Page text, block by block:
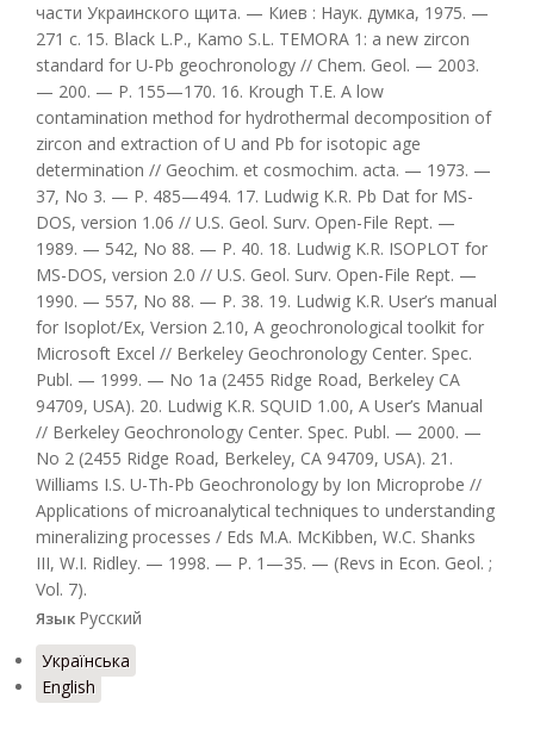
части Украинского щита. — Киев : Наук. думка, 1975. —
271 с. 15. Black L.P., Kamo S.L. TEMORA 1: a new zircon
standard for U-Pb geochronology // Chem. Geol. — 2003.
— 200. — Р. 155—170. 16. Krough T.E. A low
contamination method for hydrothermal decomposition of
zircon and extraction of U and Pb for isotopic age
determination // Geochim. et cosmochim. acta. — 1973. —
37, No 3. — P. 485—494. 17. Ludwig K.R. Pb Dat for MS-
DOS, version 1.06 // U.S. Geol. Surv. Open-File Rept. —
1989. — 542, No 88. — Р. 40. 18. Ludwig K.R. ISOPLOT for
MS-DOS, version 2.0 // U.S. Geol. Surv. Open-File Rept. —
1990. — 557, No 88. — Р. 38. 19. Ludwig K.R. User’s manual
for Isoplot/Ex, Version 2.10, A geochronological toolkit for
Microsoft Excel // Berkeley Geochronology Center. Spec.
Publ. — 1999. — No 1a (2455 Ridge Road, Berkeley CA
94709, USA). 20. Ludwig K.R. SQUID 1.00, A User’s Manual
// Berkeley Geochronology Center. Spec. Publ. — 2000. —
No 2 (2455 Ridge Road, Berkeley, CA 94709, USA). 21.
Williams I.S. U-Th-Pb Geochronology by Ion Microprobe //
Applications of microanalytical techniques to understanding
mineralizing processes / Eds M.A. McKibben, W.C. Shanks
III, W.I. Ridley. — 1998. — Р. 1—35. — (Revs in Econ. Geol. ;
Vol. 7).
Язык Русский
Українська
English